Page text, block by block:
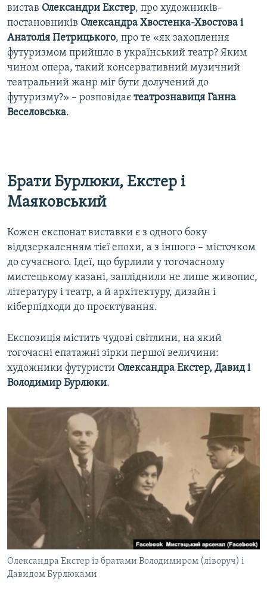
вистав Олександри Екстер, про художників-
постановників Олександра Хвостенка-Хвостова і
Анатолія Петрицького, про те «як захоплення
футуризмом прийшло в український театр? Яким
чином опера, такий консервативний музичний
театральний жанр міг бути долучений до
футуризму?» – розповідає театрознавиця Ганна
Веселовська.
Брати Бурлюки, Екстер і
Маяковський
Кожен експонат виставки є з одного боку
віддзеркаленням тієї епохи, а з іншого – місточком
до сучасного. Ідеї, що бурлили у тогочасному
мистецькому казані, запліднили не лише живопис,
літературу і театр, а й архітектуру, дизайн і
кіберпідходи до проєктування.
Експозиція містить чудові світлини, на який
тогочасні епатажні зірки першої величини:
художники футуристи Олександра Екстер, Давид і
Володимир Бурлюки.
Олександра Екстер із братами Володимиром (ліворуч) і
Давидом Бурлюками